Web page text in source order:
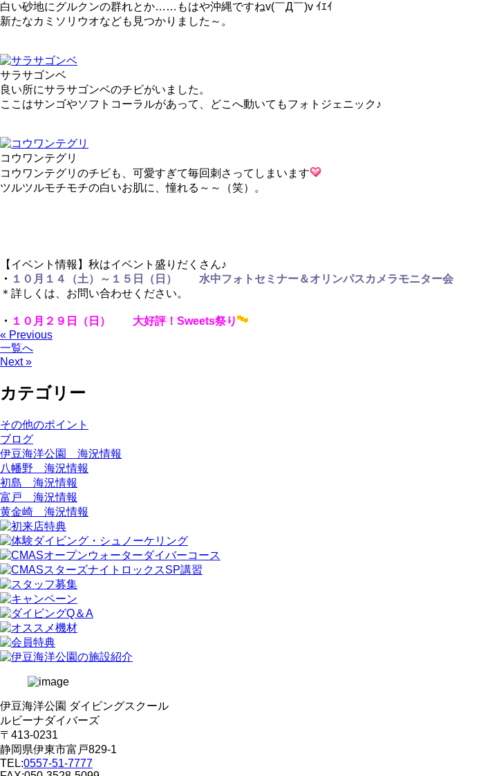
白い砂地にグルクンの群れとか……もはや沖縄ですねv(￣Д￣)v ｲｴｲ
新たなカミソリウオなども見つかりました～。
サラサゴンベ
良い所にサラサゴンベのチビがいました。
ここはサンゴやソフトコーラルがあって、どこへ動いてもフォトジェニック♪
コウワンテグリ
コウワンテグリのチビも、可愛すぎて毎回刺さってしまいます
ツルツルモチモチの白いお肌に、憧れる～～（笑）。
【イベント情報】秋はイベント盛りだくさん♪
・ １０月１４（土）～１５日（日） 水中フォトセミナー＆オリンパスカメラモニター会
＊詳しくは、お問い合わせください。
・ １０月２９日（日） 大好評！Sweets祭り
« Previous
一覧へ
Next »
カテゴリー
その他のポイント
ブログ
伊豆海洋公園 海況情報
八幡野 海況情報
初島 海況情報
富戸 海況情報
黄金崎 海況情報
伊豆海洋公園 ダイビングスクール
ルビーナダイバーズ
〒413-0231
静岡県伊東市富戸829-1
TEL:0557-51-7777